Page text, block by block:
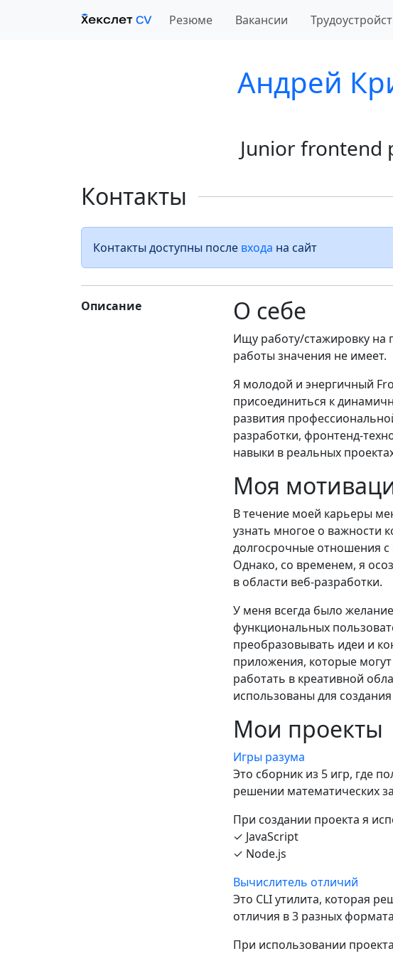
Резюме Вакансии
Андрей
Junior frontend
Контакты
Контакты доступны после входа на сайт
Описание О себе
Ищу работу/стажировку
работы значения не имеет.
Я молодой и энергичный
присоединиться к
развития
разработки, фронтенд-
навыки в реальных
Моя
В течение моей карьеры
узнать многое о важности
долгосрочные отношения с
Однако, со временем, я
в области веб-разработки.
У меня всегда было
функциональных
преобразовывать идеи и
приложения, которые
работать в креативной
использованы для
Мои проекты
Игры разума
Это сборник из 5 игр, где
решении математических
При создании проекта я
✓ JavaScript
✓ Node.js
Вычислитель отличий
Это CLI утилита, которая
отличия в 3 разных
При использовании